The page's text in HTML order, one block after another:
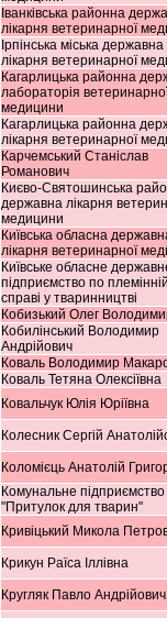
Іванківська районна
лікарня ветеринарної
Ірпінська міська державна
лікарня ветеринарної
Кагарлицька районна
лабораторія
медицини
Кагарлицька районна
лікарня ветеринарної
Карчемський Станіслав
Романович
Києво-Святошинська
державна лікарня
медицини
Київська обласна
лікарня ветеринарної
Київське обласне
підприємство по
справі у тваринництві
Кобизький Олег
Кобилінський Володимир
Андрійович
Коваль Володимир
Коваль Тетяна Олексіївна
Ковальчук Юлія Юріївна
Колесник Сергій
Коломієць Анатолій
Комунальне підприємство
"Притулок для тварин"
Кривіцький Микола
Крикун Раїса Іллівна
Кругляк Павло Андрійович